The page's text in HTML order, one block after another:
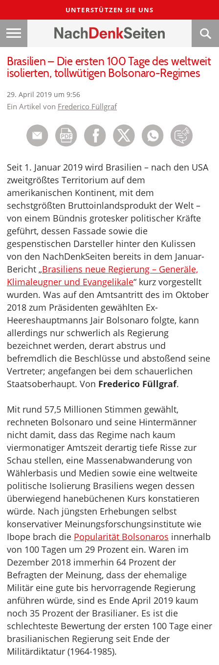
UNTERSTÜTZEN SIE UNS
Brasilien – Die ersten 100 Tage des weltweit
isolierten, tollwütigen Bolsonaro-Regimes
29. April 2019 um 9:56
Ein Artikel von Frederico Füllgraf
Seit 1. Januar 2019 wird Brasilien – nach den USA
zweitgrößtes Territorium auf dem
amerikanischen Kontinent, mit dem
sechstgrößten Bruttoinlandsprodukt der Welt –
von einem Bündnis grotesker politischer Kräfte
geführt, dessen Fassade sowie die
gespenstischen Darsteller hinter den Kulissen
von den NachDenkSeiten bereits in dem Januar-
Bericht „Brasiliens neue Regierung – Generäle,
Klimaleugner und Evangelikale“ kurz vorgestellt
wurden. Was auf den Amtsantritt des im Oktober
2018 zum Präsidenten gewählten Ex-
Heereshauptmanns Jair Bolsonaro folgte, kann
allerdings nur schwerlich als Regierung
bezeichnet werden, derart abstrus und
befremdlich die Beschlüsse und abstoßend seine
Vertreter; angefangen bei dem schauerlichen
Staatsoberhaupt. Von Frederico Füllgraf.
Mit rund 57,5 Millionen Stimmen gewählt,
rechneten Bolsonaro und seine Hintermänner
nicht damit, dass das Regime nach kaum
viermonatiger Amtszeit derartig tiefe Risse zur
Schau stellen, eine Massenabwanderung von
Wählerbasis und Medien sowie eine weltweite
politische Isolierung Brasiliens wegen dessen
überwiegend hanebüchenen Kurs konstatieren
würde. Nach jüngsten Erhebungen selbst
konservativer Meinungsforschungsinstitute wie
Ibope brach die Popularität Bolsonaros innerhalb
von 100 Tagen um 29 Prozent ein. Waren im
Dezember 2018 immerhin 64 Prozent der
Befragten der Meinung, dass der ehemalige
Militär eine gute bis hervorragende Regierung
anführen würde, sind es Ende April 2019 kaum
noch 35 Prozent der Brasilianer. Es ist die
schlechteste Bewertung der ersten 100 Tage einer
brasilianischen Regierung seit Ende der
Militärdiktatur (1964-1985).